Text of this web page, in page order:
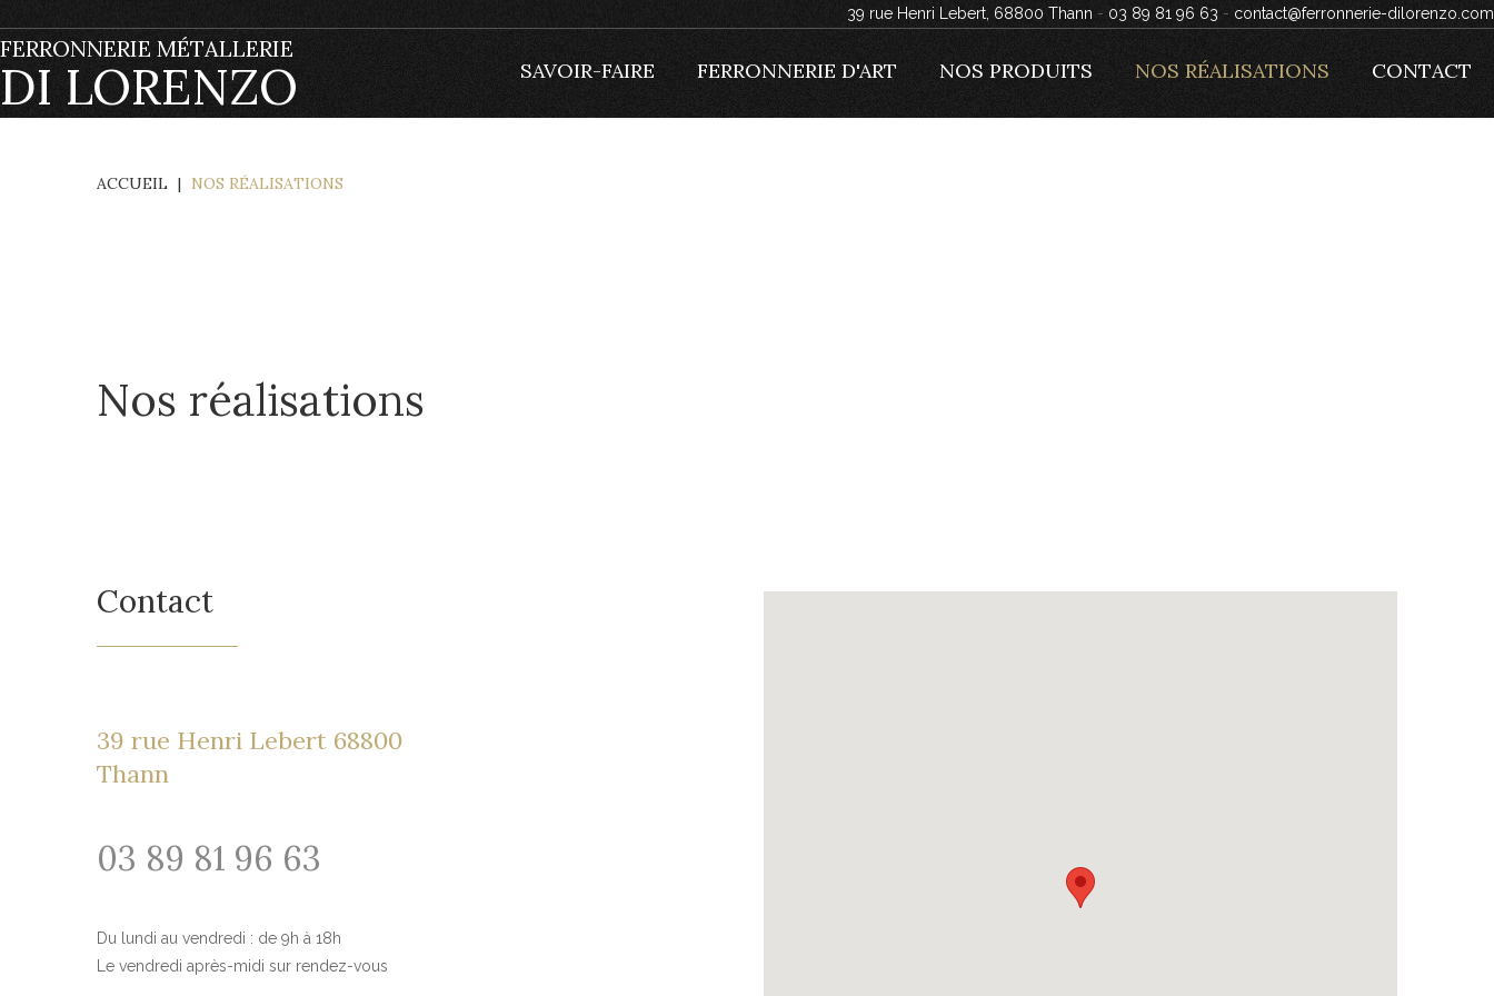
39 rue Henri Lebert, 68800 Thann - 03 89 81 96 63 - contact@ferronnerie-dilorenzo.com
FERRONNERIE MÉTALLERIE
DI LORENZO SAVOIR-FAIRE FERRONNERIE D'ART NOS PRODUITS NOS RÉALISATIONS CONTACT
ACCUEIL | NOS RÉALISATIONS
Nos réalisations
Contact
39 rue Henri Lebert 68800
Thann
03 89 81 96 63
Du lundi au vendredi : de 9h à 18h
Le vendredi après-midi sur rendez-vous